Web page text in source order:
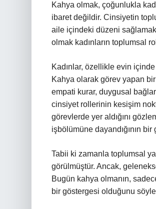
Kahya olmak, çoğunlukla
ibaret değildir. Cinsiyetin
aile içindeki düzeni sağlamak
olmak kadınların toplumsal
Kadınlar, özellikle evin
Kahya olarak görev yapan
empati kurar, duygusal
cinsiyet rollerinin kesişim
görevlerde yer aldığını
işbölümüne dayandığının bir
Tabii ki zamanla toplumsal
görülmüştür. Ancak,
Bugün kahya olmanın,
bir göstergesi olduğunu